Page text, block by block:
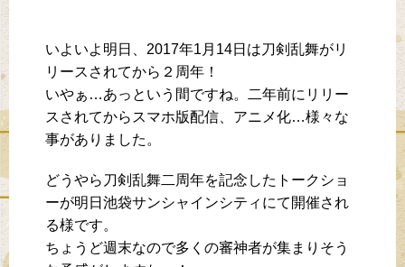
いよいよ明日、2017年1月14日は刀剣乱舞がリ
リースされてから２周年！
いやぁ…あっという間ですね。二年前にリリー
スされてからスマホ版配信、アニメ化…様々な
事がありました。
どうやら刀剣乱舞二周年を記念したトークショ
ーが明日池袋サンシャインシティにて開催され
る様です。
ちょうど週末なので多くの審神者が集まりそう